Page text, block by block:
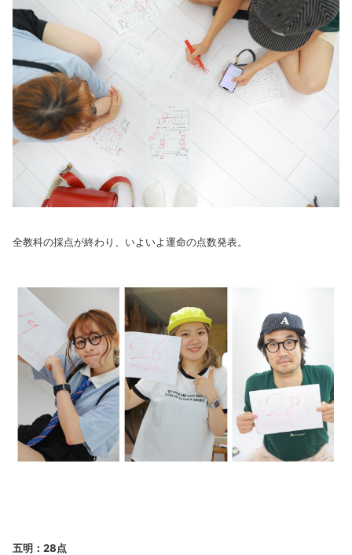
全教科の採点が終わり、いよいよ運命の点数発表。
五明：28点